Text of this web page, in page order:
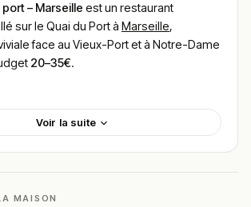
– Marseille est un restaurant
sur le Quai du Port à Marseille,
face au Vieux-Port et à Notre-Dame
20–35€.
se trouve au94 Quai du Port, 13002
à pied du métro Vieux-Port (ligne 1).
Voir la suite
MAISON